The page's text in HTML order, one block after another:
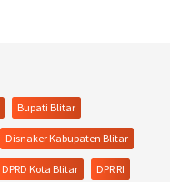
Bupati Blitar
Disnaker Kabupaten Blitar
DPRD Kota Blitar DPR RI